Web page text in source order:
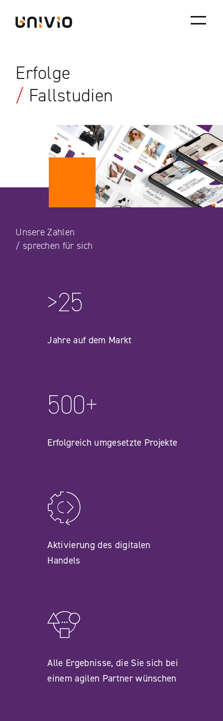
content
Erfolge
/ Fallstudien
Unsere Zahlen
/ sprechen für sich
>25
Jahre auf dem Markt
500+
Erfolgreich umgesetzte Projekte
Aktivierung des digitalen
Handels
Alle Ergebnisse, die Sie sich bei
einem agilen Partner wünschen